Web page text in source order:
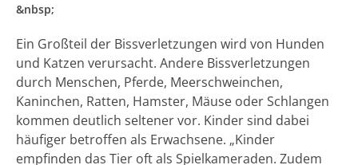
&nbsp;
Ein Großteil der Bissverletzungen wird von Hunden
und Katzen verursacht. Andere Bissverletzungen
durch Menschen, Pferde, Meerschweinchen,
Kaninchen, Ratten, Hamster, Mäuse oder Schlangen
kommen deutlich seltener vor. Kinder sind dabei
häufiger betroffen als Erwachsene. „Kinder
empfinden das Tier oft als Spielkameraden. Zudem